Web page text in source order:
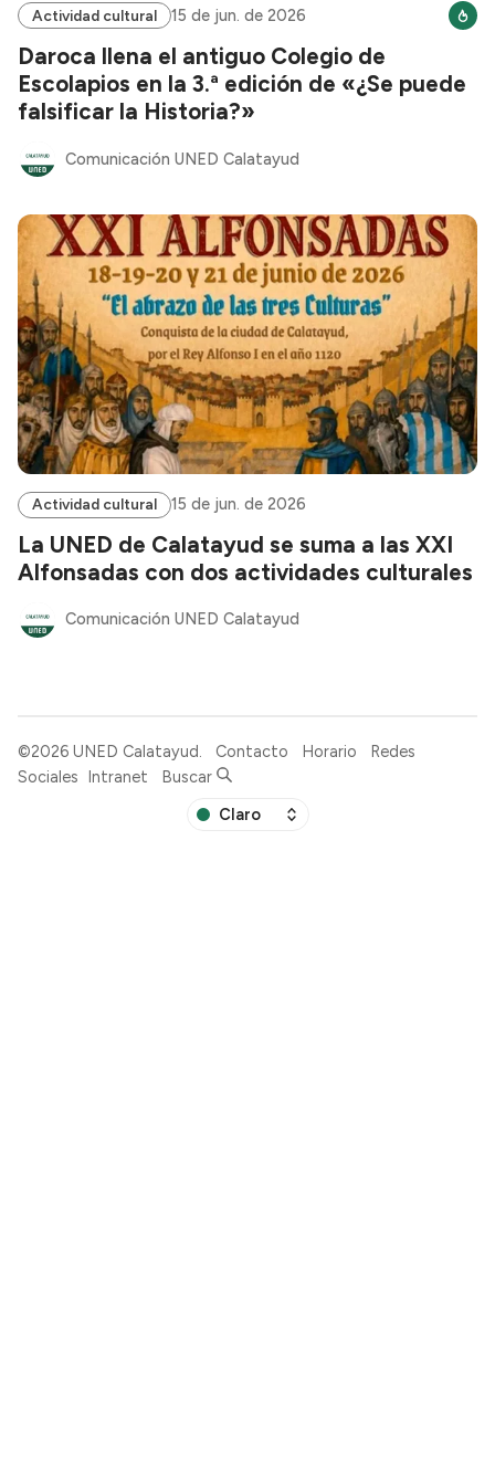
Actividad cultural 15 de jun. de 2026
Daroca llena el antiguo Colegio de
Escolapios en la 3.ª edición de «¿Se puede
falsificar la Historia?»
Comunicación UNED Calatayud
Actividad cultural 15 de jun. de 2026
La UNED de Calatayud se suma a las XXI
Alfonsadas con dos actividades culturales
Comunicación UNED Calatayud
©2026 UNED Calatayud. Contacto Horario
Redes
Sociales Intranet Buscar